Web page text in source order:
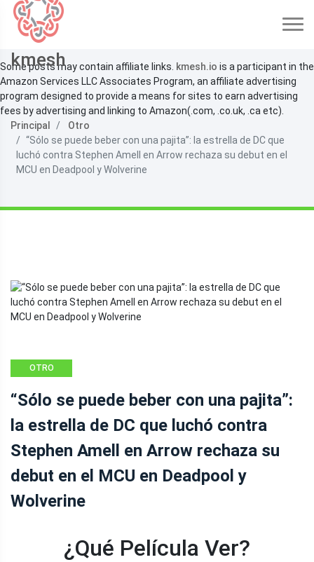
kmesh
Some posts may contain affiliate links. kmesh.io is a participant in the
Amazon Services LLC Associates Program, an affiliate advertising
program designed to provide a means for sites to earn advertising
fees by advertising and linking to Amazon(.com, .co.uk, .ca etc).
Principal
Otro
“Sólo se puede beber con una pajita”: la estrella de DC que
luchó contra Stephen Amell en Arrow rechaza su debut en el
MCU en Deadpool y Wolverine
OTRO
“Sólo se puede beber con una pajita”:
la estrella de DC que luchó contra
Stephen Amell en Arrow rechaza su
debut en el MCU en Deadpool y
Wolverine
¿Qué Película Ver?